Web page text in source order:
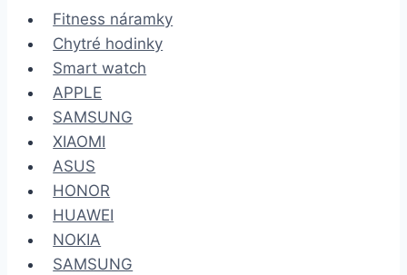
obsah Fitness náramky
Chytré hodinky
Smart watch
APPLE
SAMSUNG
XIAOMI
ASUS
HONOR
HUAWEI
NOKIA
SAMSUNG